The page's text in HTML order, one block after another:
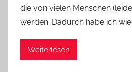
die von vielen Menschen
werden. Dadurch habe ich
Weiterlesen